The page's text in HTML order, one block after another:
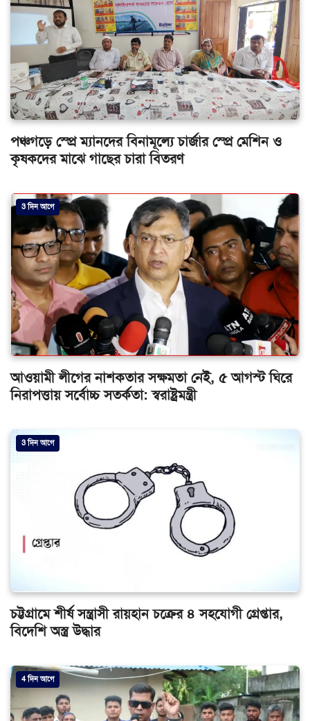
পঞ্চগড়ে স্প্রে ম্যানদের বিনামূল্যে চার্জার স্প্রে মেশিন ও
কৃষকদের মাঝে গাছের চারা বিতরণ
3 দিন আগে
আওয়ামী লীগের নাশকতার সক্ষমতা নেই, ৫ আগস্ট ঘিরে
নিরাপত্তায় সর্বোচ্চ সতর্কতা: স্বরাষ্ট্রমন্ত্রী
3 দিন আগে
চট্টগ্রামে শীর্ষ সন্ত্রাসী রায়হান চক্রের ৪ সহযোগী গ্রেপ্তার,
বিদেশি অস্ত্র উদ্ধার
4 দিন আগে